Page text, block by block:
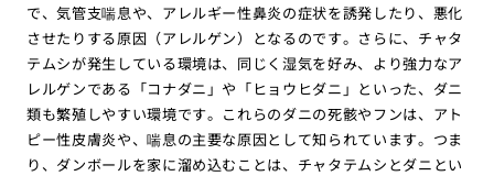
で、気管支喘息や、アレルギー性鼻炎の症状を誘発したり、悪化
させたりする原因（アレルゲン）となるのです。さらに、チャタ
テムシが発生している環境は、同じく湿気を好み、より強力なア
レルゲンである「コナダニ」や「ヒョウヒダニ」といった、ダニ
類も繁殖しやすい環境です。これらのダニの死骸やフンは、アト
ピー性皮膚炎や、喘息の主要な原因として知られています。つま
り、ダンボールを家に溜め込むことは、チャタテムシとダニとい